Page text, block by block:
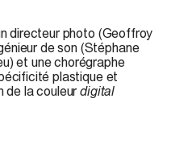
directeur photo (Geoffroy
de son (Stéphane
et une chorégraphe
plastique et
de la couleurdigital